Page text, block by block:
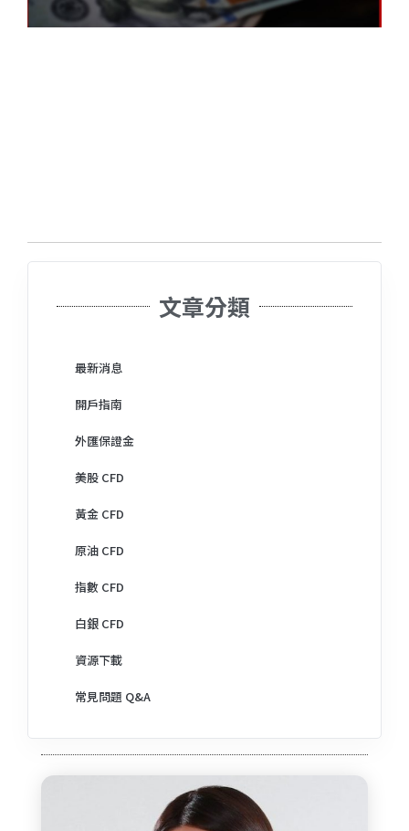
文章分類
最新消息
開戶指南
外匯保證金
美股 CFD
黃金 CFD
原油 CFD
指數 CFD
白銀 CFD
資源下載
常見問題 Q&A